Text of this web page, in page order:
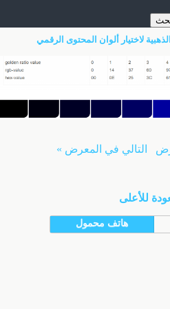
لاختيار ألوان المحتوى الرقمي
التالي في المعرض »
للأعلى
هاتف محمول